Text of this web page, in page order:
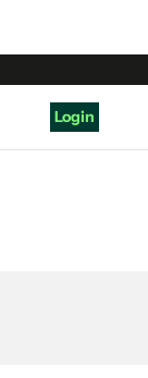
Login